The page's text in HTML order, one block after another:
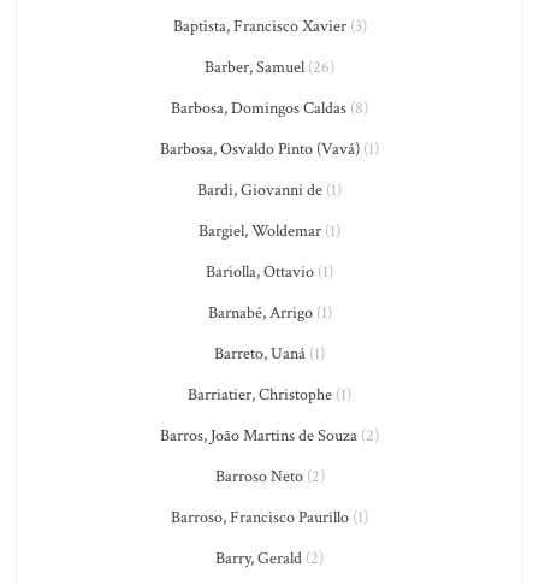
Baptista, Francisco Xavier(3)
Barber, Samuel (26)
Barbosa, Domingos Caldas (8)
Barbosa, Osvaldo Pinto (Vavá) (1)
Bardi, Giovanni de (1)
Bargiel, Woldemar (1)
Bariolla, Ottavio (1)
Barnabé, Arrigo(1)
Barreto, Uaná (1)
Barriatier, Christophe (1)
Barros, João Martins de Souza (2)
Barroso Neto(2)
Barroso, Francisco Paurillo (1)
Barry, Gerald (2)